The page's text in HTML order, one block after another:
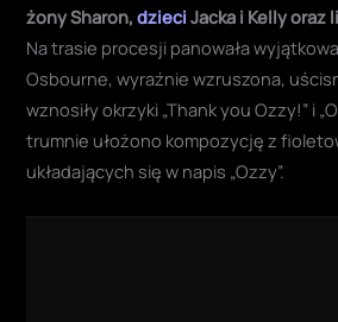
żony Sharon,dzieci Jacka i Kelly oraz
Na trasie procesji panowała
Osbourne, wyraźnie wzruszona,
wznosiły okrzyki „Thank you Ozzy!” i
trumnie ułożono kompozycję z
układających się w napis „Ozzy”.